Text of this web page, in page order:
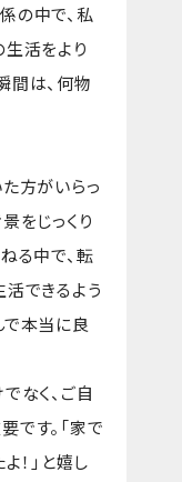
の中で、私
活をより
間は、何物
方がいらっ
をじっくり
る中で、転
できるよう
で本当に良
なく、ご自
す。「家で
！」と嬉し